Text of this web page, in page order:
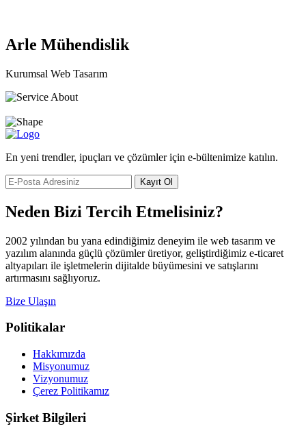
Arle Mühendislik
Kurumsal Web Tasarım
En yeni trendler, ipuçları ve çözümler için e-bültenimize katılın.
Kayıt Ol
Neden Bizi Tercih Etmelisiniz?
2002 yılından bu yana edindiğimiz deneyim ile web tasarım ve
yazılım alanında güçlü çözümler üretiyor, geliştirdiğimiz e-ticaret
altyapıları ile işletmelerin dijitalde büyümesini ve satışlarını
artırmasını sağlıyoruz.
Bize Ulaşın
Politikalar
Hakkımızda
Misyonumuz
Vizyonumuz
Çerez Politikamız
Şirket Bilgileri